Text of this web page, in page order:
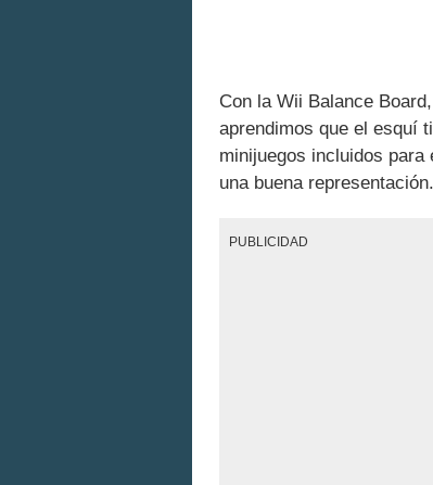
Con la Wii Balance
aprendimos que el esquí
minijuegos incluidos
una buena representación.
PUBLICIDAD